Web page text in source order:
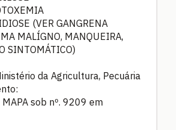
(VER GANGRENA
MALÍGNO, MANQUEIRA,
SINTOMÁTICO)
da Agricultura, Pecuária
sob nº. 9209 em